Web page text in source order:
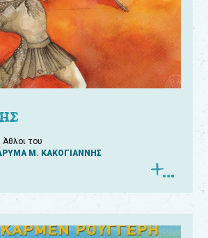
Άθλοι του
Μ. ΚΑΚΟΓΙΑΝΝΗΣ